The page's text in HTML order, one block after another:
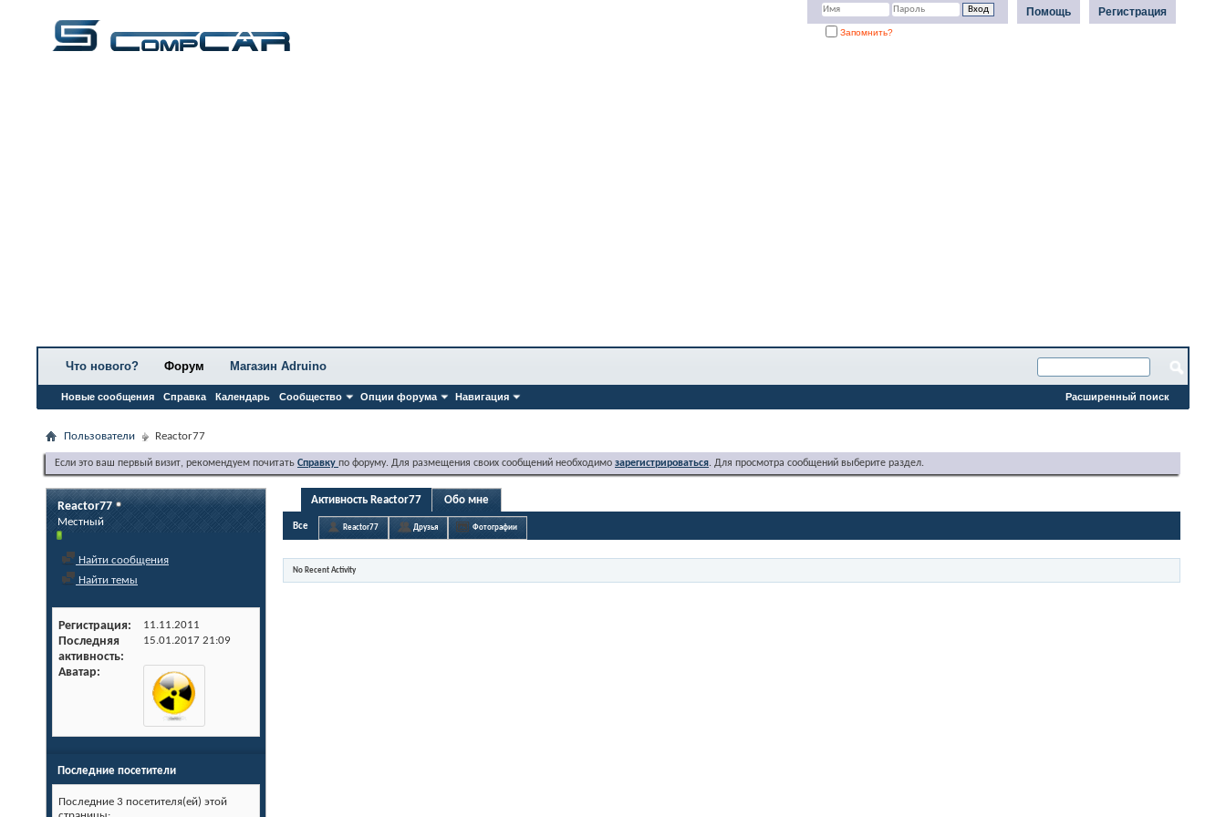
Регистрация
Помощь
Запомнить?
Что нового? Форум
Новые сообщения Справка Календарь Сообщество Опции форума Навигация
Магазин Adruino
Расширенный поиск
Пользователи Reactor77
Если это ваш первый визит, рекомендуем почитать Справку по форуму. Для размещения своих сообщений необходимо зарегистрироваться. Для просмотра сообщений выберите раздел.
Reactor77
Местный
Найти сообщения
Найти темы
Регистрация 11.11.2011
Последняя
активность
15.01.2017 21:09
Аватар
Последние посетители
Последние 3 посетителя(ей) этой
Активность Reactor77 Обо мне
Все Reactor77 Друзья Фотографии
No Recent Activity